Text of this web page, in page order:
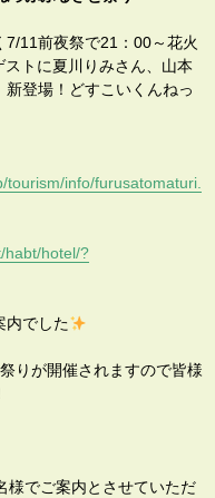
7/11前夜祭で21：00～花火
トに夏川りみさん、山本
登場！どすこいくんねっ
info/furusatomaturi.
habt/hotel/?
内でした
りが開催されますので皆様
でご案内とさせていただ